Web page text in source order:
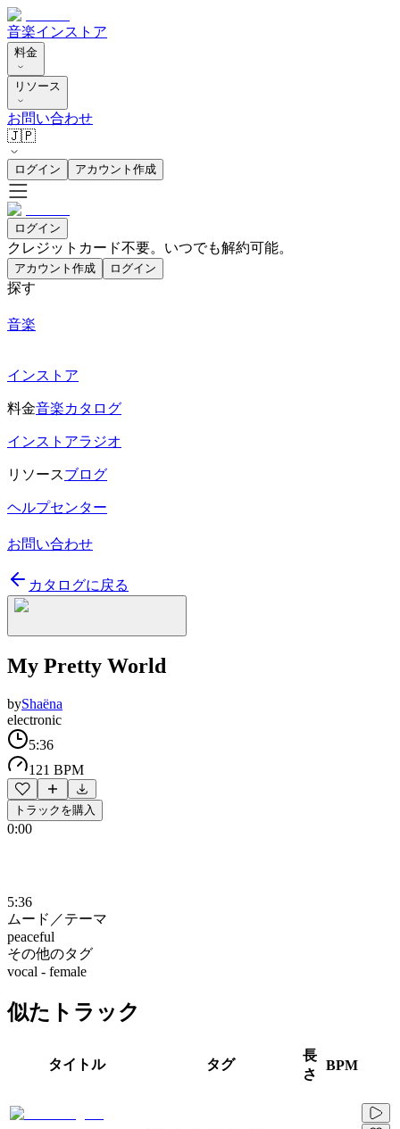
音楽インストア
料金
リソース
お問い合わせ
🇯🇵
ログイン アカウント作成
ログイン
クレジットカード不要。いつでも解約可能。
アカウント作成 ログイン
探す
音楽
インストア
料金音楽カタログ
インストアラジオ
リソースブログ
ヘルプセンター
お問い合わせ
カタログに戻る
My Pretty World
byShaëna
electronic
5:36
121 BPM
トラックを購入
0:00
5:36
ムード／テーマ
peaceful
その他のタグ
vocal - female
似たトラック
タイトル タグ
長
さ
BPM